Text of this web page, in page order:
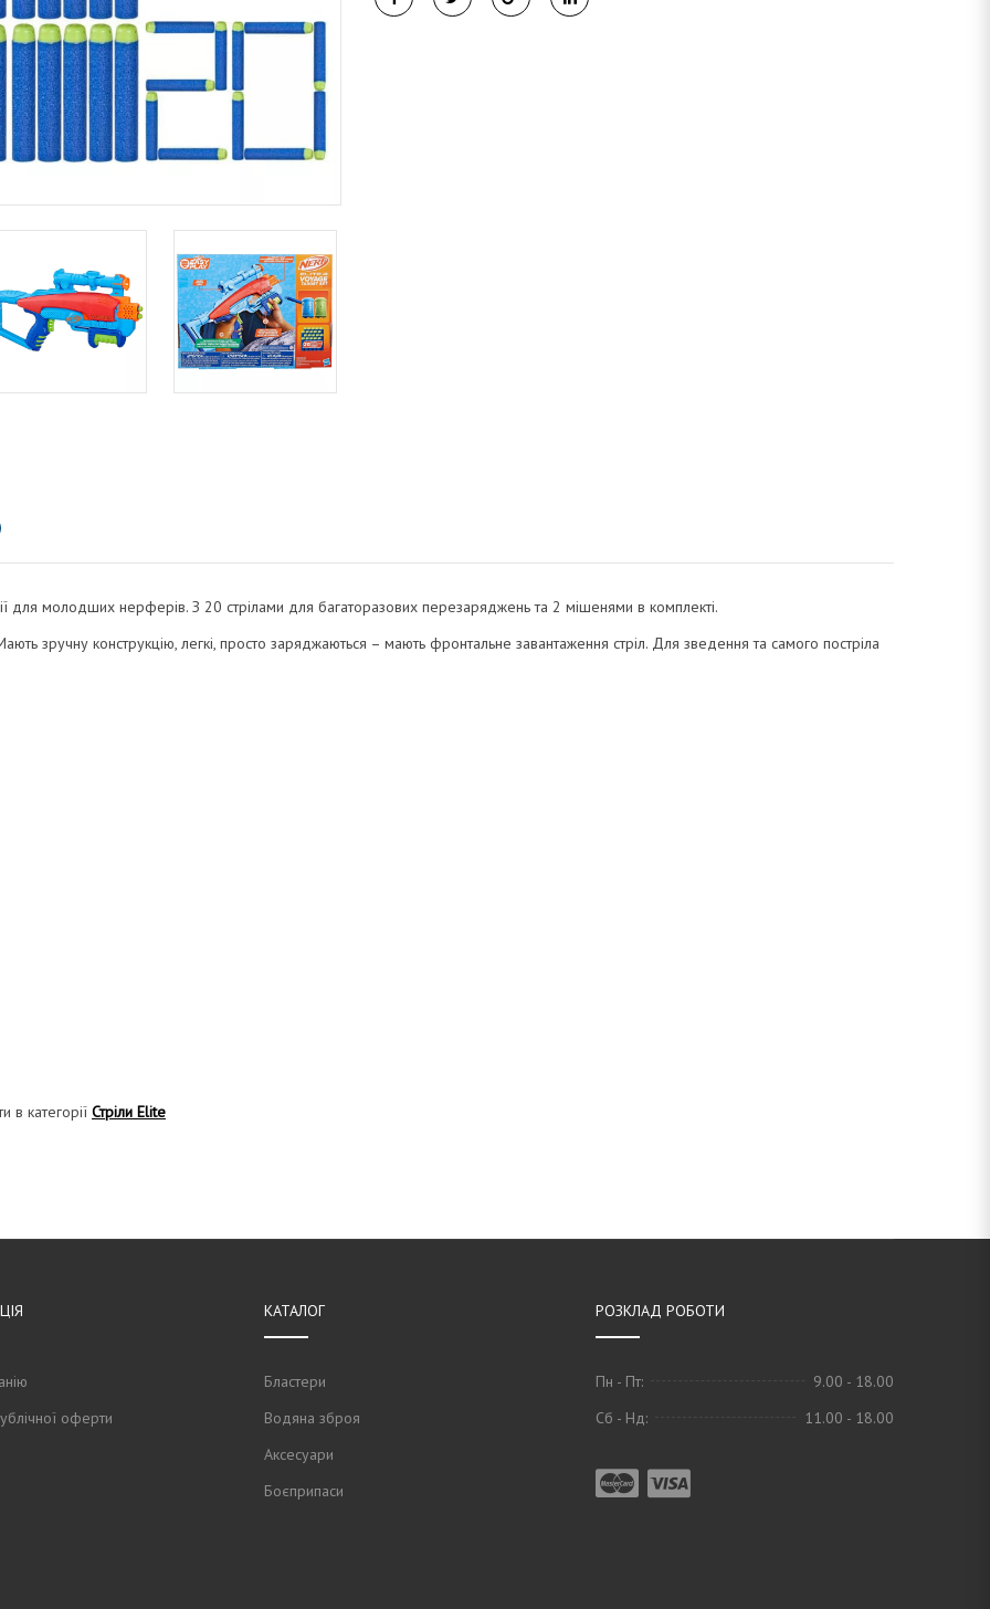
для молодших нерферів. З 20 стрілами для багаторазових перезаряджень та 2 мішенями в комплекті.
зручну конструкцію, легкі, просто заряджаються – мають фронтальне завантаження стріл. Для зведення та самого постріла
в категорії Стріли Elite
оферти
КАТАЛОГ
Бластери
Водяна зброя
Аксесуари
Боєприпаси
РОЗКЛАД РОБОТИ
Пн - Пт:
9.00 - 18.00
Сб - Нд:
11.00 - 18.00